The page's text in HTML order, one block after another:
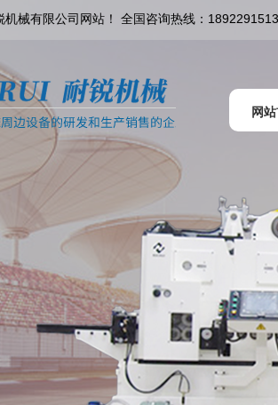
机械有限公司网站！ 全国咨询热线：
网